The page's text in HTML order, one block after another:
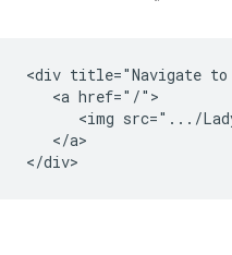
<div title="Navigate
   <a href="/">
<img
   </a>